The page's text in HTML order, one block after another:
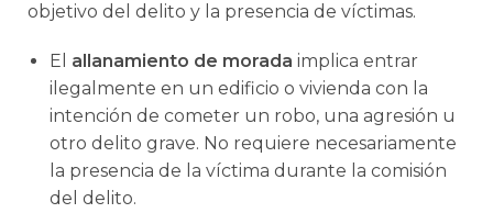
objetivo del delito y la presencia de víctimas.
El allanamiento de morada implica entrar
ilegalmente en un edificio o vivienda con la
intención de cometer un robo, una agresión u
otro delito grave. No requiere necesariamente
la presencia de la víctima durante la comisión
del delito.